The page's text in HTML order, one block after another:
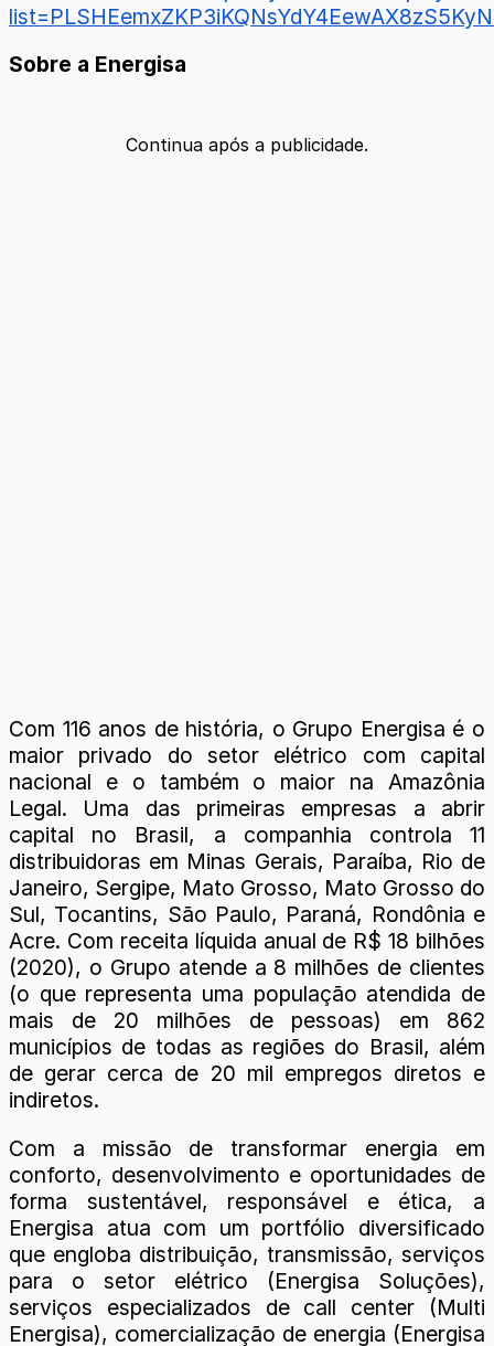
Sobre a Energisa
Continua após a publicidade.
Com 116 anos de história, o Grupo Energisa é o
maior privado do setor elétrico com capital
nacional e o também o maior na Amazônia
Legal. Uma das primeiras empresas a abrir
capital no Brasil, a companhia controla 11
distribuidoras em Minas Gerais, Paraíba, Rio de
Janeiro, Sergipe, Mato Grosso, Mato Grosso do
Sul, Tocantins, São Paulo, Paraná, Rondônia e
Acre. Com receita líquida anual de R$ 18 bilhões
(2020), o Grupo atende a 8 milhões de clientes
(o que representa uma população atendida de
mais de 20 milhões de pessoas) em 862
municípios de todas as regiões do Brasil, além
de gerar cerca de 20 mil empregos diretos e
indiretos.
Com a missão de transformar energia em
conforto, desenvolvimento e oportunidades de
forma sustentável, responsável e ética, a
Energisa atua com um portfólio diversificado
que engloba distribuição, transmissão, serviços
para o setor elétrico (Energisa Soluções),
serviços especializados de call center (Multi
Energisa), comercialização de energia (Energisa